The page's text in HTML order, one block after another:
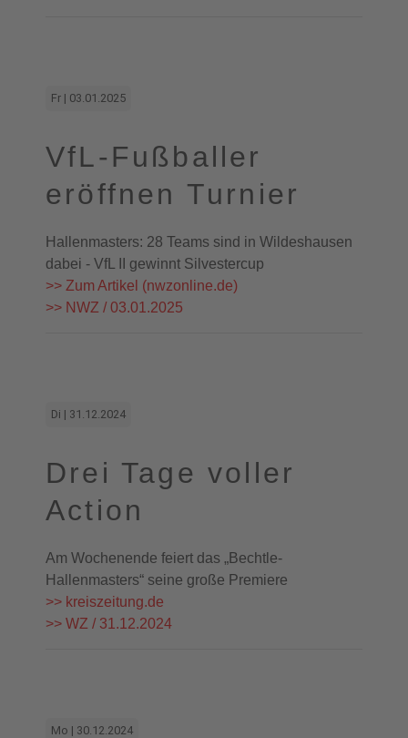
Fr | 03.01.2025
VfL-Fußballer
eröffnen Turnier
Hallenmasters: 28 Teams sind in Wildeshausen
dabei - VfL II gewinnt Silvestercup
>> Zum Artikel (nwzonline.de)
>> NWZ / 03.01.2025
Di | 31.12.2024
Drei Tage voller
Action
Am Wochenende feiert das „Bechtle-
Hallenmasters“ seine große Premiere
>> kreiszeitung.de
>> WZ / 31.12.2024
Mo | 30.12.2024